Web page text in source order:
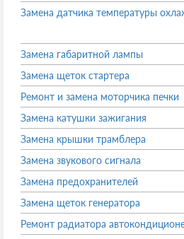
Замена датчика температуры
Замена габаритной лампы
Замена щеток стартера
Ремонт и замена моторчика печки
Замена катушки зажигания
Замена крышки трамблера
Замена звукового сигнала
Замена предохранителей
Замена щеток генератора
Ремонт радиатора